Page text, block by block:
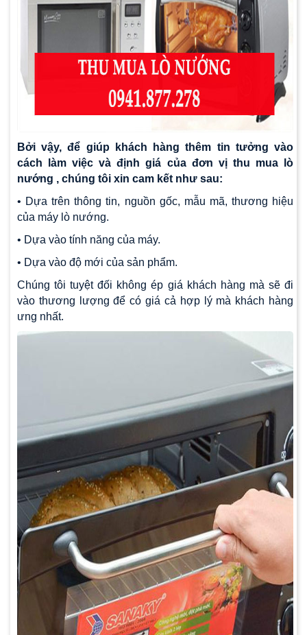
Bởi vậy, để giúp khách hàng thêm tin tưởng vào
cách làm việc và định giá của đơn vị thu mua lò
nướng , chúng tôi xin cam kết như sau:
• Dựa trên thông tin, nguồn gốc, mẫu mã, thương hiệu
của máy lò nướng.
• Dựa vào tính năng của máy.
• Dựa vào độ mới của sản phẩm.
Chúng tôi tuyệt đối không ép giá khách hàng mà sẽ đi
vào thương lượng để có giá cả hợp lý mà khách hàng
ưng nhất.